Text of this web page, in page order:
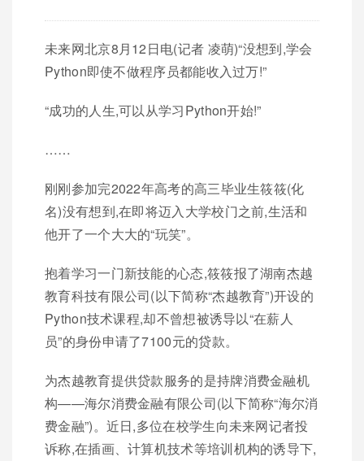
未来网北京8月12日电(记者 凌萌)“没想到,学会
Python即使不做程序员都能收入过万!”
“成功的人生,可以从学习Python开始!”
……
刚刚参加完2022年高考的高三毕业生筱筱(化
名)没有想到,在即将迈入大学校门之前,生活和
他开了一个大大的“玩笑”。
抱着学习一门新技能的心态,筱筱报了湖南杰越
教育科技有限公司(以下简称“杰越教育”)开设的
Python技术课程,却不曾想被诱导以“在薪人
员”的身份申请了7100元的贷款。
为杰越教育提供贷款服务的是持牌消费金融机
构——海尔消费金融有限公司(以下简称“海尔消
费金融”)。近日,多位在校学生向未来网记者投
诉称,在插画、计算机技术等培训机构的诱导下,